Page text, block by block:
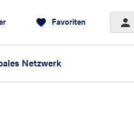
Favoriten
Netzwerk